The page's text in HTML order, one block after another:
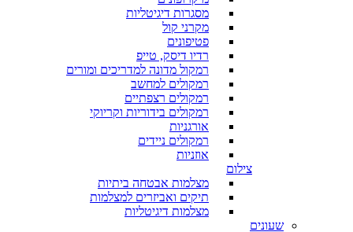
מסגרות דיגיטליות
מקרני קול
פטיפונים
רדיו דיסק, טייפ
רמקול מדונה למדריכים ומורים
רמקולים למחשב
רמקולים רצפתיים
רמקולים בידוריות וקריוקי
אורגניות
רמקולים ניידים
אוזניות
צילום
מצלמות אבטחה ביתיות
תיקים ואביזרים למצלמות
מצלמות דיגיטליות
שעונים